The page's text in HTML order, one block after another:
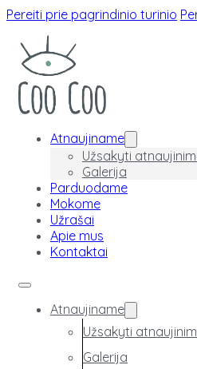
Pereiti prie pagrindinio turinio
Atnaujiname
Užsakyti
Galerija
Parduodame
Mokome
Užrašai
Apie mus
Kontaktai
Atnaujiname
Užsakyti
Galerija